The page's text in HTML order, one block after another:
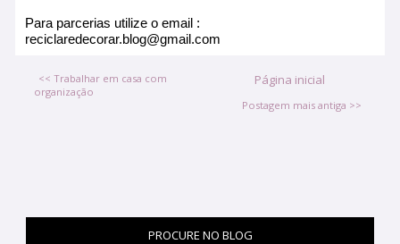
Para parcerias utilize o email :
reciclaredecorar.blog@gmail.com
<< Trabalhar em casa com
organização
Postagem mais antiga >>
Página inicial
PROCURE NO BLOG